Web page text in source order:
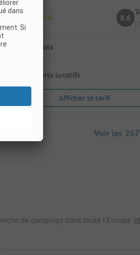
8.6
Emplacements
Hébergements locatifs
Afficher le tarif
Voir les
de campings dans toute l'Europe.